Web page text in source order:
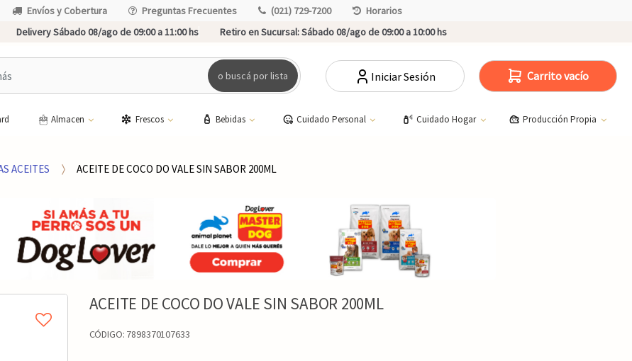
Envíos y Cobertura Preguntas Frecuentes (021) 729-7200
Horarios
Delivery Sábado 08/ago de 09:00 a 11:00 hs Retiro en Sucursal:Sábado 08/ago de 09:00 a 10:00 hs
o buscá por lista Iniciar Sesión Carrito vacío
Almacen Frescos Bebidas Cuidado Personal Cuidado Hogar Producción Propia
ACEITES ACEITE DE COCO DO VALE SIN SABOR 200ML
ACEITE DE COCO DO VALE SIN SABOR 200ML
CÓDIGO: 7898370107633